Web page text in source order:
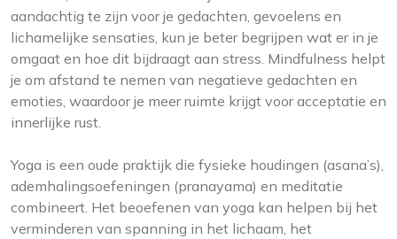
aandachtig te zijn voor je gedachten, gevoelens en
lichamelijke sensaties, kun je beter begrijpen wat er in je
omgaat en hoe dit bijdraagt aan stress. Mindfulness helpt
je om afstand te nemen van negatieve gedachten en
emoties, waardoor je meer ruimte krijgt voor acceptatie en
innerlijke rust.
Yoga is een oude praktijk die fysieke houdingen (asana’s),
ademhalingsoefeningen (pranayama) en meditatie
combineert. Het beoefenen van yoga kan helpen bij het
verminderen van spanning in het lichaam, het